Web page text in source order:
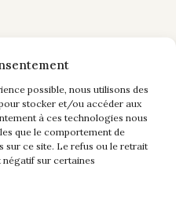
possible, nous utilisons des
stocker et/ou accéder aux
à ces technologies nous
que le comportement de
sur ce site. Le refus ou le retrait
sur certaines
a été modernisée :
noir pour un effet